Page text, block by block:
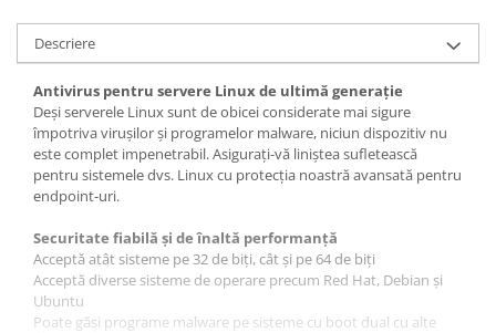
Descriere
Antivirus pentru servere Linux de ultimă generație
Deși serverele Linux sunt de obicei considerate mai sigure
împotriva virușilor și programelor malware, niciun dispozitiv nu
este complet impenetrabil. Asigurați-vă liniștea sufletească
pentru sistemele dvs. Linux cu protecția noastră avansată pentru
endpoint-uri.
Securitate fiabilă și de înaltă performanță
Acceptă atât sisteme pe 32 de biți, cât și pe 64 de biți
Acceptă diverse sisteme de operare precum Red Hat, Debian și
Ubuntu
Poate găsi programe malware pe sisteme cu boot dual cu alte